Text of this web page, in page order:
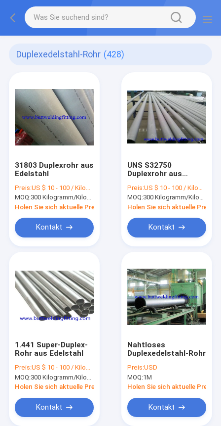
Duplexedelstahl-Rohr (428)
31803 Duplexrohr aus
Edelstahl
Preis:US $ 10 - 100 / Kilogram
MOQ:300 Kilogramm/Kilogramm
Holen Sie sich aktuelle Preis
Kontakt
UNS S32750
Duplexrohr aus
Preis:US $ 10 - 100 / Kilogram
MOQ:300 Kilogramm/Kilogramm
Holen Sie sich aktuelle Preis
Kontakt
1.441 Super-Duplex-
Rohr aus Edelstahl
Preis:US $ 10 - 100 / Kilogram
MOQ:300 Kilogramm/Kilogramm
Holen Sie sich aktuelle Preis
Kontakt
Nahtloses
Duplexedelstahl-Rohr
Preis:USD
MOQ:1M
Holen Sie sich aktuelle Preis
Kontakt